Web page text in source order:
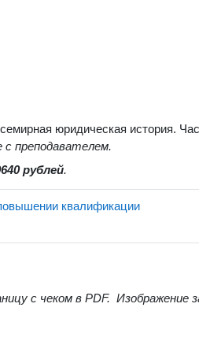
юридическая история.
с преподавателем.
0 рублей.
квалификации
Страница
с чеком в PDF.